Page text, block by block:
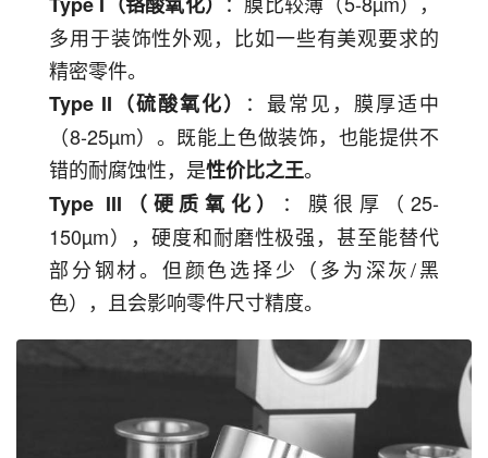
多用于装饰性外观，比如一些有美观要求的
精密零件。
Type II（硫酸氧化）
：最常见，膜厚适中
（8-25µm）。既能上色做装饰，也能提供不
错的耐腐蚀性，是性价比之王。
Type III（硬质氧化）
：膜很厚（25-
150µm），硬度和耐磨性极强，甚至能替代
部分钢材。但颜色选择少（多为深灰/黑
色），且会影响零件尺寸精度。